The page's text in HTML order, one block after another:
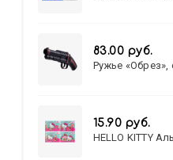
83.00 руб.
Ружье «Обрез»,
15.90 руб.
HELLO KITTY